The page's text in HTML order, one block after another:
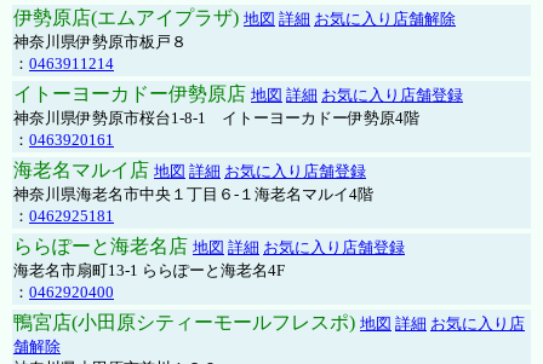
伊勢原店(エムアイプラザ) 地図 詳細 お気に入り店舗解除
神奈川県伊勢原市板戸８
： 0463911214
イトーヨーカドー伊勢原店 地図 詳細 お気に入り店舗登録
神奈川県伊勢原市桜台1-8-1 イトーヨーカドー伊勢原4階
： 0463920161
海老名マルイ店 地図 詳細 お気に入り店舗登録
神奈川県海老名市中央１丁目６-１海老名マルイ4階
： 0462925181
ららぽーと海老名店 地図 詳細 お気に入り店舗登録
海老名市扇町13-1 ららぽーと海老名4F
： 0462920400
鴨宮店(小田原シティーモールフレスポ) 地図 詳細 お気に入り店
舗解除